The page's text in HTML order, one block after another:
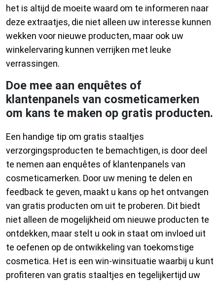
het is altijd de moeite waard om te informeren naar
deze extraatjes, die niet alleen uw interesse kunnen
wekken voor nieuwe producten, maar ook uw
winkelervaring kunnen verrijken met leuke
verrassingen.
Doe mee aan enquêtes of
klantenpanels van cosmeticamerken
om kans te maken op gratis producten.
Een handige tip om gratis staaltjes
verzorgingsproducten te bemachtigen, is door deel
te nemen aan enquêtes of klantenpanels van
cosmeticamerken. Door uw mening te delen en
feedback te geven, maakt u kans op het ontvangen
van gratis producten om uit te proberen. Dit biedt
niet alleen de mogelijkheid om nieuwe producten te
ontdekken, maar stelt u ook in staat om invloed uit
te oefenen op de ontwikkeling van toekomstige
cosmetica. Het is een win-winsituatie waarbij u kunt
profiteren van gratis staaltjes en tegelijkertijd uw